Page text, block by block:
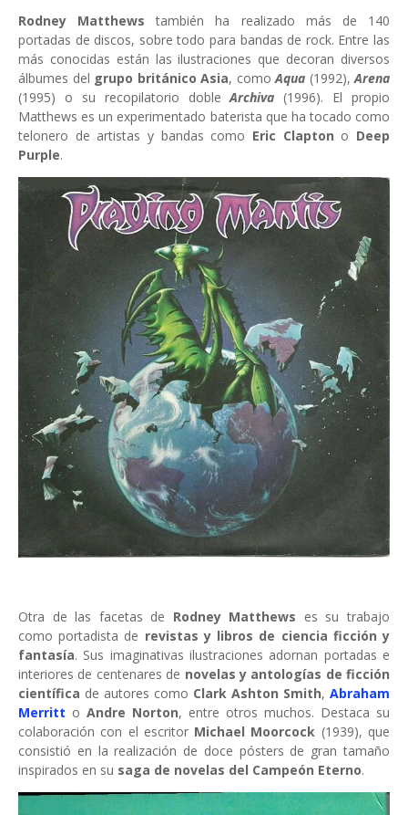
Rodney Matthews también ha realizado más de 140
portadas de discos, sobre todo para bandas de rock. Entre las
más conocidas están las ilustraciones que decoran diversos
álbumes del grupo británico Asia, comoAqua (1992),Arena
(1995) o su recopilatorio dobleArchiva (1996). El propio
Matthews es un experimentado baterista que ha tocado como
telonero de artistas y bandas como Eric Clapton o Deep
Purple.
Otra de las facetas de Rodney Matthews es su trabajo
como portadista de revistas y libros de ciencia ficción y
fantasía. Sus imaginativas ilustraciones adornan portadas e
interiores de centenares de novelas y antologías de ficción
científica de autores como Clark Ashton Smith, Abraham
Merritt o Andre Norton, entre otros muchos. Destaca su
colaboración con el escritor Michael Moorcock (1939), que
consistió en la realización de doce pósters de gran tamaño
inspirados en su saga de novelas del Campeón Eterno.